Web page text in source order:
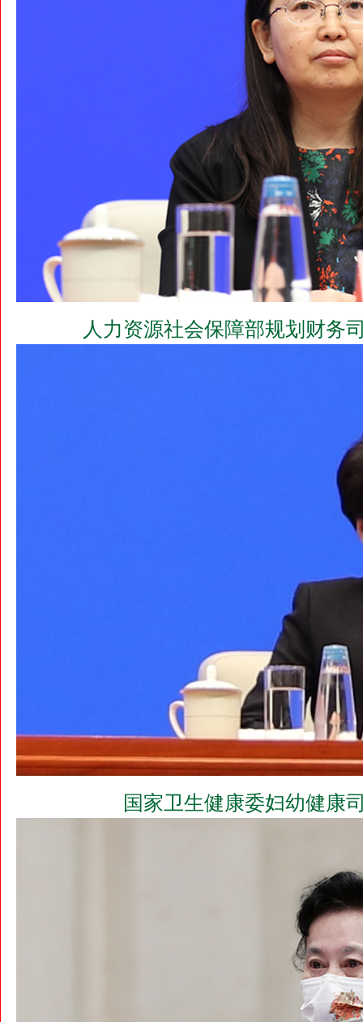
人力资源社会保障部规划财务
国家卫生健康委妇幼健康